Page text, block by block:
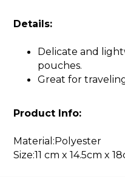
Details:
Delicate and
pouches.
Great for
Product Info:
Material:Polyester
Size:11 cm x 14.5cm x